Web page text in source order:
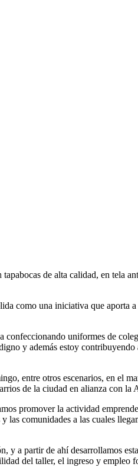
de alta calidad, en tela
como una iniciativa que aporta
uniformes de
y además estoy
entre otros escenarios, en el
de la ciudad en alianza con la
promover la actividad
comunidades a las cuales
y a partir de ahí desarrollamos
del taller, el ingreso y empleo